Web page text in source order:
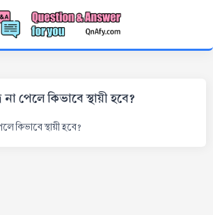
পেলে কিভাবে স্থায়ী হবে?
কিভাবে স্থায়ী হবে?